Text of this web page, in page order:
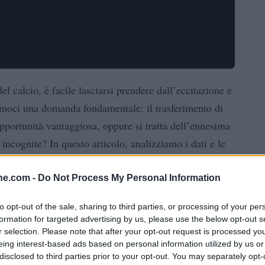
- Do Not Process My Personal Information
opt-out of the sale, sharing to third parties, or processing of your
for targeted advertising by us, please use the below opt-out
selection. Please note that after your opt-out request is processed
interest-based ads based on personal information utilized by us
to third parties prior to your opt-out. You may separately
calcio, è facile lasciarsi prendere dall’eccitazione e
una domanda fondamentale: il trasferimento di
vantaggiosa, oppure si tratta dell’ennesima
In questo articolo, analizziamo i dati e le
avere senso per entrambe le parti coinvolte.
Villa e le pressioni sul mercato
per i posti in Champions League e lottare per i
normative del Fair Play Finanziario (PSR),
offerte per i suoi giovani talenti, tra cui spicca